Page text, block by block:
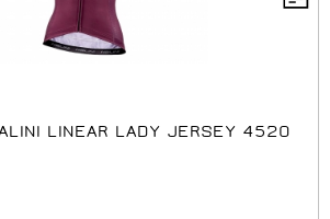
LINEAR LADY JERSEY 4520